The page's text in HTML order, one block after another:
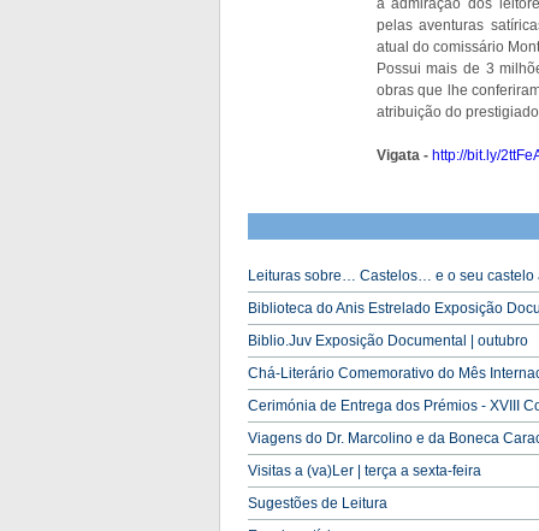
a admiração dos
pelas aventuras
atual do comissário
Possui mais de 3
obras que lhe
atribuição do
Vigata - http://bit.ly/
Leituras sobre… Castelos… e o seu
Biblioteca do Anis Estrelado Exposição
Biblio.Juv Exposição Documental | outubro
Chá-Literário Comemorativo do Mês
Cerimónia de Entrega dos Prémios - XVIII
Viagens do Dr. Marcolino e da Boneca
Visitas a (va)Ler | terça a sexta-feira
Sugestões de Leitura